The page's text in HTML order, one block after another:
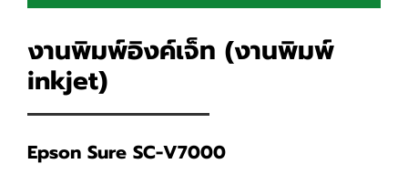
งานพิมพ์อิงค์เจ็ท (งานพิมพ์
inkjet)
Epson Sure SC-V7000